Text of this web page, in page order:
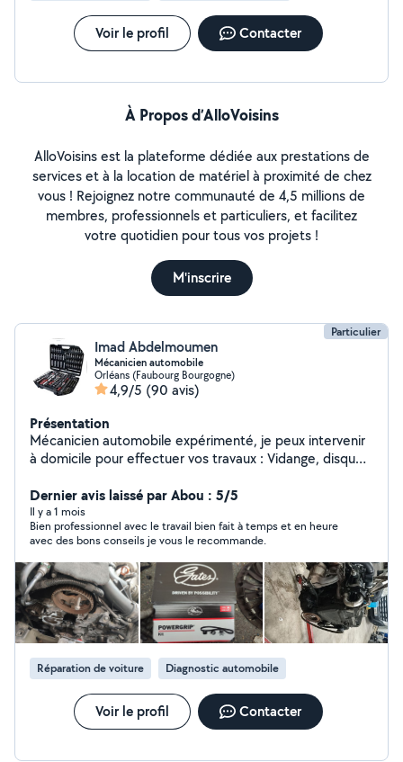
Voir le profil Contacter
À Propos d’AlloVoisins
AlloVoisins est la plateforme dédiée aux prestations de
services et à la location de matériel à proximité de chez
vous ! Rejoignez notre communauté de 4,5 millions de
membres, professionnels et particuliers, et facilitez
votre quotidien pour tous vos projets !
M'inscrire
Particulier
Imad Abdelmoumen
Mécanicien automobile
Orléans (Faubourg Bourgogne)
4,9/5 (90 avis)
Présentation
Mécanicien automobile expérimenté, je peux intervenir
à domicile pour effectuer vos travaux : Vidange, disques,
Dernier avis laissé par Abou : 5/5
Il y a 1 mois
Bien professionnel avec le travail bien fait à temps et en heure
avec des bons conseils je vous le recommande.
Réparation de voiture Diagnostic automobile
Voir le profil Contacter